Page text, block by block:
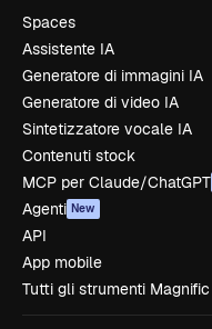
Spaces
Assistente IA
Generatore di immagini IA
Generatore di video IA
Sintetizzatore vocale IA
Contenuti stock
MCP per Claude/ChatGPT
Agenti New
API
App mobile
Tutti gli strumenti Magnific